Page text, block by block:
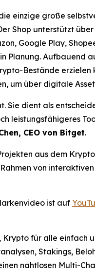
einzige große
Shop unterstützt über
Google Play,
Planung. Aufbauend
Bestände erzielen
um über digitale
Sie dient als
leistungsfähigeres
CEO von Bitget.
aus dem
von
ist auf
für alle einfach
Stakings,
nahtlosen Multi-